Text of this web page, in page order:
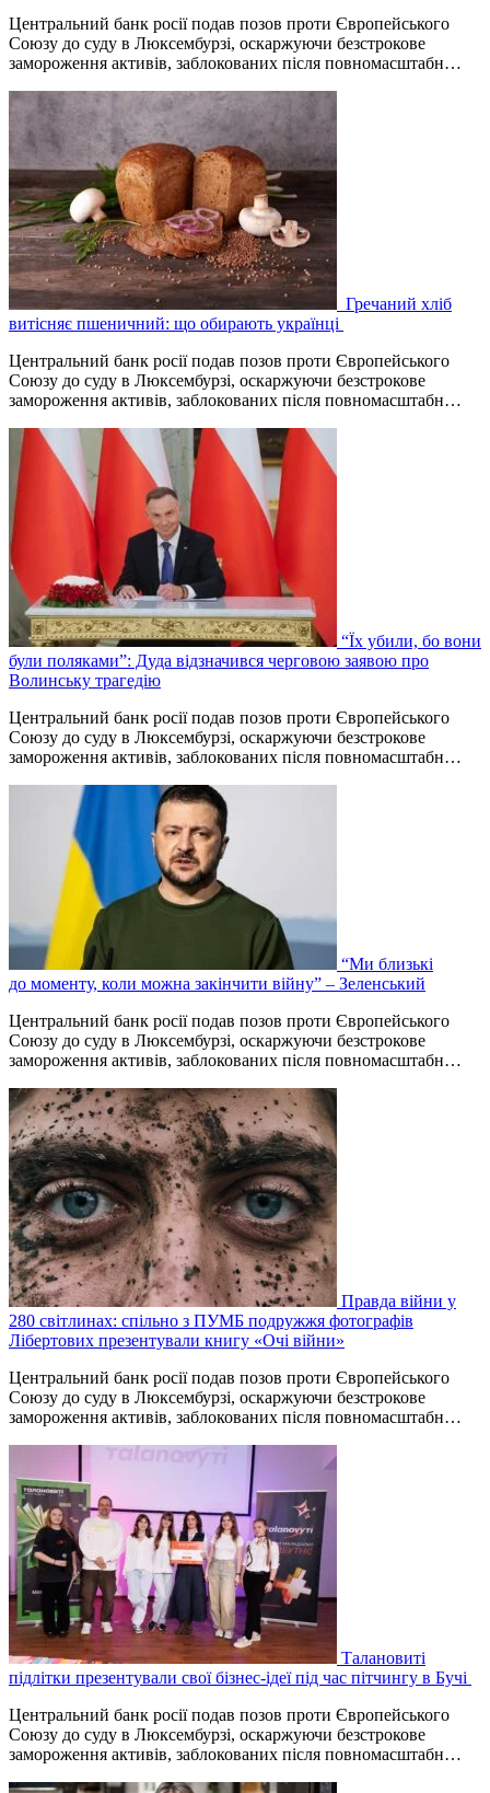
Центральний банк росії подав позов проти Європейського
Союзу до суду в Люксембурзі, оскаржуючи безстрокове
замороження активів, заблокованих після повномасштабн…
Гречаний хліб
витісняє пшеничний: що обирають українці
Центральний банк росії подав позов проти Європейського
Союзу до суду в Люксембурзі, оскаржуючи безстрокове
замороження активів, заблокованих після повномасштабн…
“Їх убили, бо вони
були поляками”: Дуда відзначився черговою заявою про
Волинську трагедію
Центральний банк росії подав позов проти Європейського
Союзу до суду в Люксембурзі, оскаржуючи безстрокове
замороження активів, заблокованих після повномасштабн…
“Ми близькі
до моменту, коли можна закінчити війну” – Зеленський
Центральний банк росії подав позов проти Європейського
Союзу до суду в Люксембурзі, оскаржуючи безстрокове
замороження активів, заблокованих після повномасштабн…
Правда війни у
280 світлинах: спільно з ПУМБ подружжя фотографів
Лібертових презентували книгу «Очі війни»
Центральний банк росії подав позов проти Європейського
Союзу до суду в Люксембурзі, оскаржуючи безстрокове
замороження активів, заблокованих після повномасштабн…
Талановиті
підлітки презентували свої бізнес-ідеї під час пітчингу в Бучі
Центральний банк росії подав позов проти Європейського
Союзу до суду в Люксембурзі, оскаржуючи безстрокове
замороження активів, заблокованих після повномасштабн…